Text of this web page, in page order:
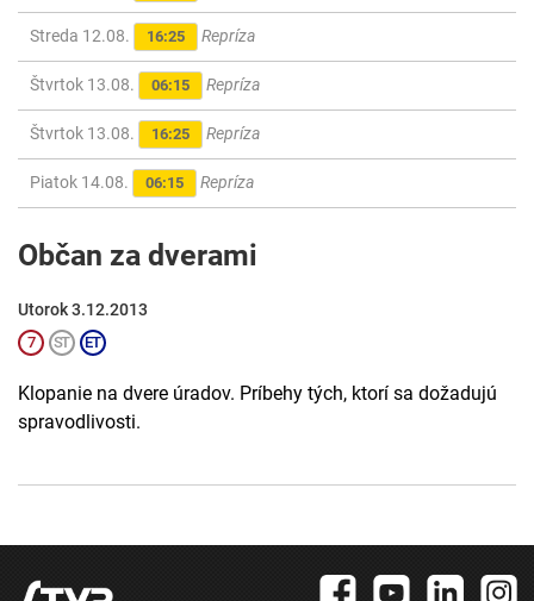
Streda 12.08. 16:25 Repríza
Štvrtok 13.08. 06:15 Repríza
Štvrtok 13.08. 16:25 Repríza
Piatok 14.08. 06:15 Repríza
Občan za dverami
Utorok 3.12.2013
Klopanie na dvere úradov. Príbehy tých, ktorí sa dožadujú
spravodlivosti.